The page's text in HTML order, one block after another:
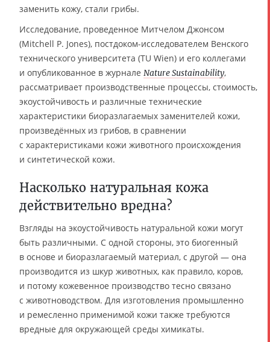
заменить кожу, стали грибы.
Исследование, проведенное Митчелом Джонсом
(Mitchell P. Jones), постдоком-исследователем Венского
технического университета (TU Wien) и его коллегами
и опубликованноe в журнале Nature Sustainability,
рассматривает производственные процессы, стоимость,
экоустойчивость и различные технические
характеристики биоразлагаемых заменителей кожи,
произведённых из грибов, в сравнении
с характеристиками кожи животного происхождения
и синтетической кожи.
Насколько натуральная кожа
действительно вредна?
Взгляды на экоустойчивость натуральной кожи могут
быть различными. С одной стороны, это биогенный
в основе и биоразлагаемый материал, с другой — она
производится из шкур животных, как правило, коров,
и потому кожевенное производство тесно связано
с животноводством. Для изготовления промышленно
и ремесленно применимой кожи также требуются
вредные для окружающей среды химикаты.